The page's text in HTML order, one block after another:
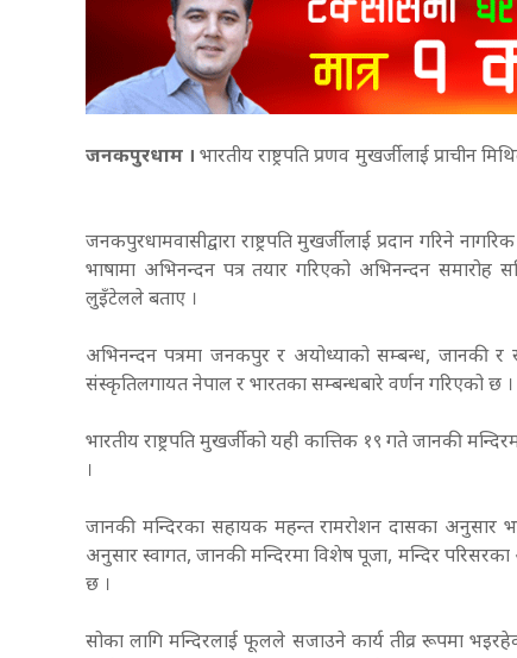
जनकपुरधाम ।भारतीय राष्ट्रपति प्रणव मुखर्जीलाई प्राचीन
जनकपुरधामवासीद्वारा राष्ट्रपति मुखर्जीलाई प्रदान गरिने
भाषामा अभिनन्दन पत्र तयार गरिएको अभिनन्दन
लुइँटेलले बताए ।
अभिनन्दन पत्रमा जनकपुर र अयोध्याको सम्बन्ध, जानकी
संस्कृतिलगायत नेपाल र भारतका सम्बन्धबारे वर्णन गरिएको छ ।
भारतीय राष्ट्रपति मुखर्जीको यही कात्तिक १९ गते जानकी
।
जानकी मन्दिरका सहायक महन्त रामरोशन दासका अनुसार
अनुसार स्वागत, जानकी मन्दिरमा विशेष पूजा, मन्दिर परिसरका
छ ।
सोका लागि मन्दिरलाई फूलले सजाउने कार्य तीव्र रूपमा